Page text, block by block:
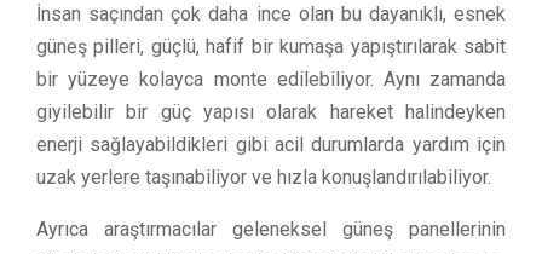
İnsan saçından çok daha ince olan bu dayanıklı, esnek
güneş pilleri, güçlü, hafif bir kumaşa yapıştırılarak sabit
bir yüzeye kolayca monte edilebiliyor. Aynı zamanda
giyilebilir bir güç yapısı olarak hareket halindeyken
enerji sağlayabildikleri gibi acil durumlarda yardım için
uzak yerlere taşınabiliyor ve hızla konuşlandırılabiliyor.
Ayrıca araştırmacılar geleneksel güneş panellerinin